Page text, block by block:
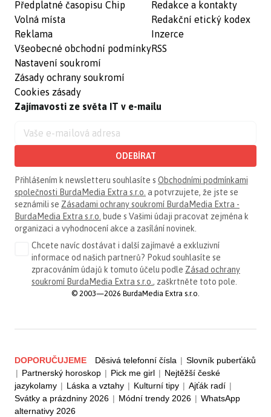
Předplatné časopisu Chip
Volná místa
Reklama
Všeobecné obchodní podmínky
Nastavení soukromí
Zásady ochrany soukromí
Cookies zásady
Redakce a kontakty
Redakční etický kodex
Inzerce
RSS
Zajímavosti ze světa IT v e-mailu
ODEBÍRAT
Přihlášením k newsletteru souhlasíte s Obchodními podmínkami
společnosti BurdaMedia Extra s.r.o. a potvrzujete, že jste se
seznámili se Zásadami ochrany soukromí BurdaMedia Extra -
BurdaMedia Extra s.r.o. bude s Vašimi údaji pracovat zejména k
organizaci a vyhodnocení akce a zasílání novinek.
Chcete navíc dostávat i další zajímavé a exkluzivní
informace od našich partnerů? Pokud souhlasíte se
zpracováním údajů k tomuto účelu podle Zásad ochrany
soukromí BurdaMedia Extra s.r.o. , zaškrtněte toto pole.
© 2003—2026 BurdaMedia Extra s.r.o.
DOPORUČUJEME Děsivá telefonní čísla | Slovník puberťáků
| Partnerský horoskop | Pick me girl | Nejtěžší české
jazykolamy | Láska a vztahy | Kulturní tipy | Ajťák radí |
Svátky a prázdniny 2026 | Módní trendy 2026 | WhatsApp
alternativy 2026